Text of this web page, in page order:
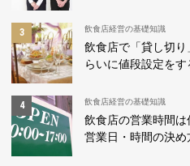
飲食店経営の基礎知識
飲食店で「貸し切り
らいに値段設定をす
飲食店経営の基礎知識
飲食店の営業時間
営業日・時間の決め